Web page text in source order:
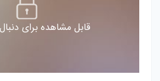
قابل مشاهده برای